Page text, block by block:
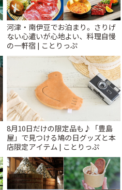
河津・南伊豆でお泊まり。さりげ
ない心遣いが心地よい、料理自慢
の一軒宿 | ことりっぷ
8月10日だけの限定品も♪「豊島
屋」で見つける鳩の日グッズと本
店限定アイテム | ことりっぷ